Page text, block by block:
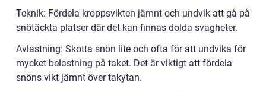
Teknik: Fördela kroppsvikten jämnt och undvik att gå på
snötäckta platser där det kan finnas dolda svagheter.
Avlastning: Skotta snön lite och ofta för att undvika för
mycket belastning på taket. Det är viktigt att fördela
snöns vikt jämnt över takytan.